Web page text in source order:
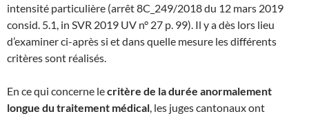
intensité particulière (arrêt 8C_249/2018 du 12 mars 2019
consid. 5.1, in SVR 2019 UV n° 27 p. 99). Il y a dès lors lieu
d’examiner ci-après si et dans quelle mesure les différents
critères sont réalisés.
En ce qui concerne lecritère de la durée anormalement
longue du traitement médical , les juges cantonaux ont